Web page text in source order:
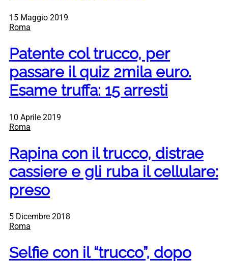
15 Maggio 2019
Roma
Patente col trucco, per
passare il quiz 2mila euro.
Esame truffa: 15 arresti
10 Aprile 2019
Roma
Rapina con il trucco, distrae
cassiere e gli ruba il cellulare:
preso
5 Dicembre 2018
Roma
Selfie con il “trucco”, dopo